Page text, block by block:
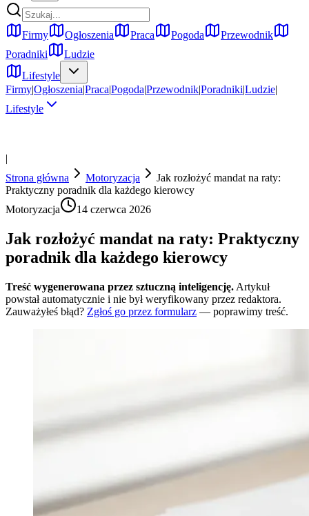
Firmy Ogłoszenia Praca Pogoda
Przewodnik
Poradniki
Ludzie
Lifestyle
Firmy|Ogłoszenia|Praca|Pogoda|Przewodnik|Poradniki|Ludzie|
Lifestyle
|
Strona główna
Motoryzacja
Jak rozłożyć mandat na raty:
Praktyczny poradnik dla każdego kierowcy
Motoryzacja
14 czerwca 2026
Jak rozłożyć mandat na raty: Praktyczny
poradnik dla każdego kierowcy
Treść wygenerowana przez sztuczną inteligencję. Artykuł
powstał automatycznie i nie był weryfikowany przez redaktora.
Zauważyłeś błąd? Zgłoś go przez formularz — poprawimy treść.